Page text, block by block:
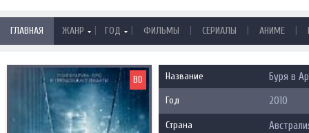
ГЛАВНАЯ ЖАНР | ГОД | ФИЛЬМЫ | СЕРИАЛЫ | АНИМЕ |
BD Название Буря в
Год 2010
Страна